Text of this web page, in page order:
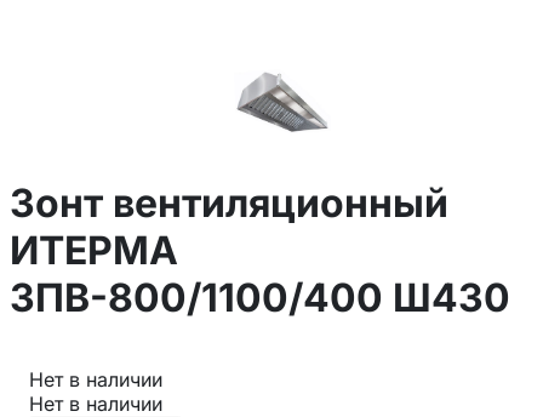
Зонт вентиляционный
ИТЕРМА
ЗПВ-800/1100/400 Ш430
Нет в наличии
Нет в наличии